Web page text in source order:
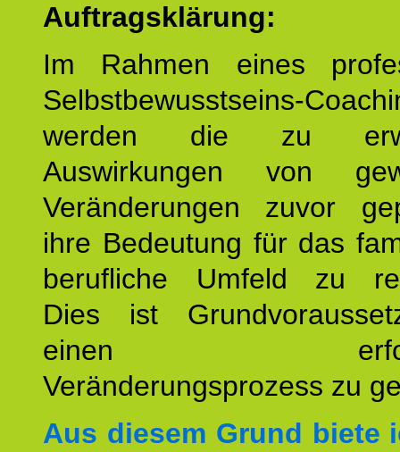
Auftragsklärung:
Im Rahmen eines
Selbstbewusstseins-
werden die zu
Auswirkungen von
Veränderungen zuvor
ihre Bedeutung für das
berufliche Umfeld zu
Dies ist
einen
Veränderungsprozess zu
Aus diesem Grund biete